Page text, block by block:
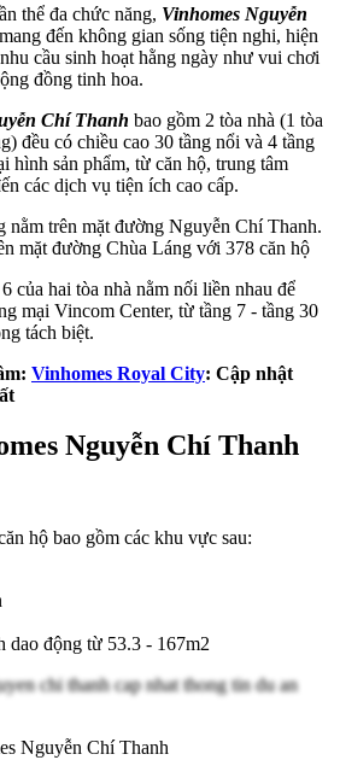
thể đa chức năng, Vinhomes Nguyễn
đến không gian sống tiện nghi, hiện
cầu sinh hoạt hằng ngày như vui chơi
đồng tinh hoa.
Chí Thanh bao gồm 2 tòa nhà (1 tòa
đều có chiều cao 30 tầng nổi và 4 tầng
hình sản phẩm, từ căn hộ, trung tâm
các dịch vụ tiện ích cao cấp.
nằm trên mặt đường Nguyễn Chí Thanh.
mặt đường Chùa Láng với 378 căn hộ
của hai tòa nhà nằm nối liền nhau để
mại Vincom Center, từ tầng 7 - tầng 30
tách biệt.
Vinhomes Royal City: Cập nhật
Nguyễn Chí Thanh
hộ bao gồm các khu vực sau:
dao động từ 53.3 - 167m2
Nguyễn Chí Thanh